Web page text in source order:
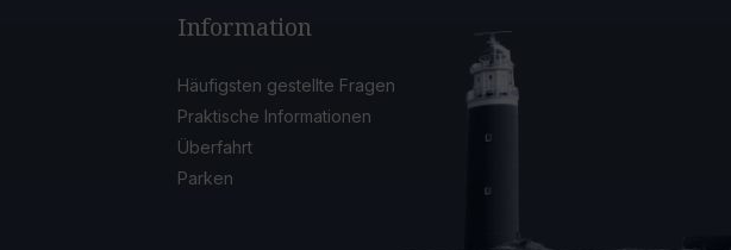
Information
Häufigsten gestellte Fragen
Praktische Informationen
Überfahrt
Parken